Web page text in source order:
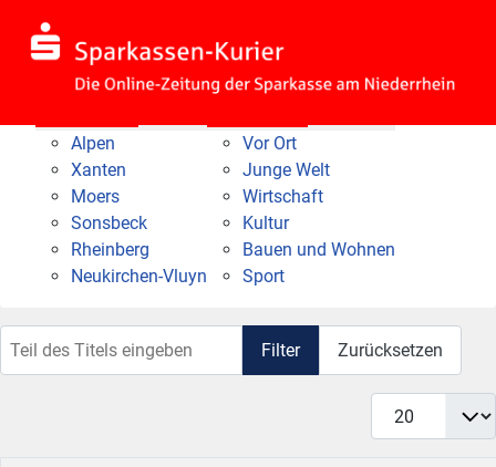
Alpen
Xanten
Moers
Sonsbeck
Rheinberg
Neukirchen-Vluyn
Vor Ort
Junge Welt
Wirtschaft
Kultur
Bauen und Wohnen
Sport
Filter Zurücksetzen
Anzeige #